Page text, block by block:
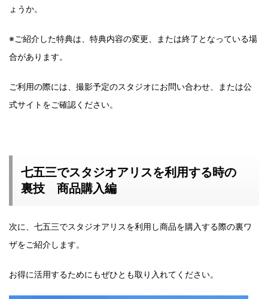
ょうか。
※ご紹介した特典は、特典内容の変更、または終了となっている場
合があります。
ご利用の際には、撮影予定のスタジオにお問い合わせ、または公
式サイトをご確認ください。
七五三でスタジオアリスを利用する時の
裏技 商品購入編
次に、七五三でスタジオアリスを利用し商品を購入する際の裏ワ
ザをご紹介します。
お得に活用するためにもぜひとも取り入れてください。